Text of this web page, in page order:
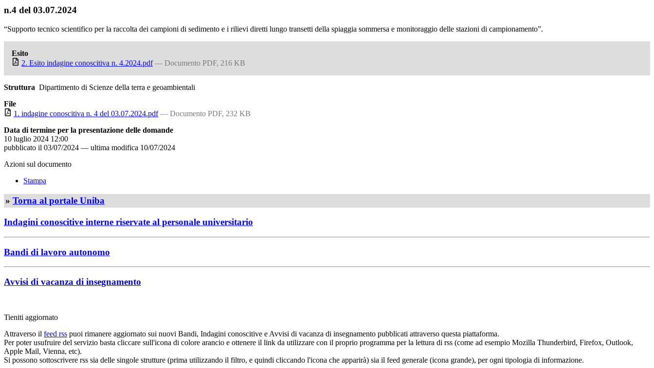
n.4 del 03.07.2024
“Supporto tecnico scientifico per la raccolta dei campioni di sedimento e i rilievi diretti lungo transetti della spiaggia sommersa e monitoraggio delle stazioni di campionamento”.
Esito
2. Esito indagine conoscitiva n. 4.2024.pdf — Documento PDF, 216 KB
Struttura Dipartimento di Scienze della terra e geoambientali
File
1. indagine conoscitiva n. 4 del 03.07.2024.pdf — Documento PDF, 232 KB
Data di termine per la presentazione delle domande
10 luglio 2024 12:00
pubblicato il 03/07/2024 — ultima modifica 10/07/2024
Azioni sul documento
Stampa
» Torna al portale Uniba
Indagini conoscitive interne riservate al personale universitario
Bandi di lavoro autonomo
Avvisi di vacanza di insegnamento
Tieniti aggiornato
Attraverso il feed rss puoi rimanere aggiornato sui nuovi Bandi, Indagini conoscitive e Avvisi di vacanza di insegnamento pubblicati attraverso questa piattaforma.
Per poter usufruire del servizio basta cliccare sull'icona di colore arancio e ottenere il link da utilizzare con il proprio programma per la lettura di rss (come ad esempio Mozilla Thunderbird, Firefox, Outlook,
Apple Mail, Vienna, etc).
Si possono sottoscrivere rss sia delle singole strutture (prima utilizzando il filtro, e quindi cliccando l'icona che apparirà) sia il feed generale (icona grande), per ogni tipologia di informazione.